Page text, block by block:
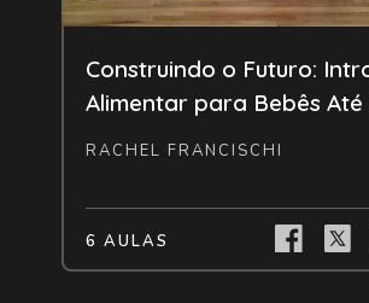
Construindo o Futuro:
Alimentar para Bebês Até
RACHEL FRANCISCHI
6 AULAS